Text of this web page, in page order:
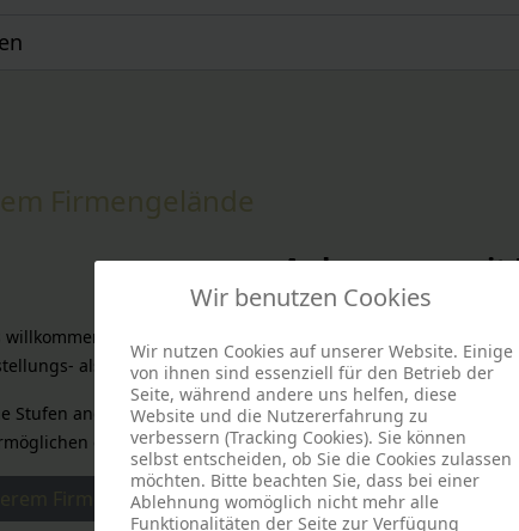
Firmengelände
Ankommen mit
Der Besuch eines
und sicher fühlen. Aus diesem Grund legen wir
als auch auf unserem Firmengelände.
Stufen angelegt, sodass sie auch mit Rollstuhl, Gehilfe oder
ein entspanntes Erkunden unserer Grabmale,
Firmengelände
Wir benutzen Cookies
Wir nutzen Cookies auf unserer Website. Einige
von ihnen sind essenziell für den Betrieb der
Seite, während andere uns helfen, diese
Website und die Nutzererfahrung zu
verbessern (Tracking Cookies). Sie können
selbst entscheiden, ob Sie die Cookies zulassen
möchten. Bitte beachten Sie, dass bei einer
Ablehnung womöglich nicht mehr alle
Funktionalitäten der Seite zur Verfügung